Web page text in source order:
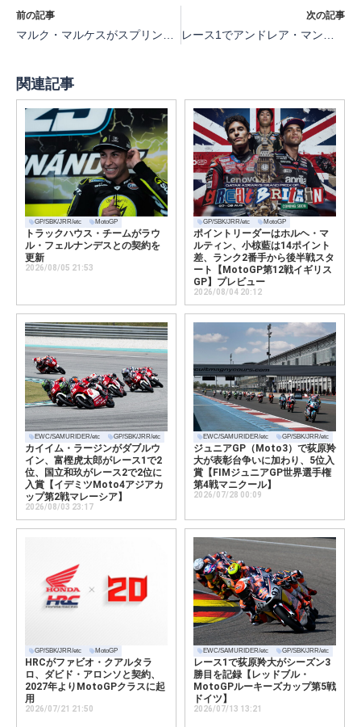
前の記事 次の記事
関連記事
GP/SBK/JRR/etc MotoGP
トラックハウス・チームがラウ
ル・フェルナンデスとの契約を
更新
2026/08/05 21:53
GP/SBK/JRR/etc MotoGP
ポイントリーダーはホルヘ・マ
ルティン、小椋藍は14ポイント
差、ランク2番手から後半戦スタ
ート【MotoGP第12戦イギリス
GP】プレビュー
2026/08/04 20:12
EWC/SAMURIDER/etc GP/SBK/JRR/etc
カイイム・ラージンがダブルウ
イン、富樫虎太郎がレース1で2
位、国立和玖がレース2で2位に
入賞【イデミツMoto4アジアカ
ップ第2戦マレーシア】
2026/08/03 23:17
EWC/SAMURIDER/etc GP/SBK/JRR/etc
ジュニアGP（Moto3）で荻原羚
大が表彰台争いに加わり、5位入
賞【FIMジュニアGP世界選手権
第4戦マニクール】
2026/07/28 00:09
GP/SBK/JRR/etc MotoGP
HRCがファビオ・クアルタラ
ロ、ダビド・アロンソと契約、
2027年よりMotoGPクラスに起
用
2026/07/21 21:50
EWC/SAMURIDER/etc GP/SBK/JRR/etc
レース1で荻原羚大がシーズン3
勝目を記録【レッドブル・
MotoGPルーキーズカップ第5戦
ドイツ】
2026/07/13 13:21